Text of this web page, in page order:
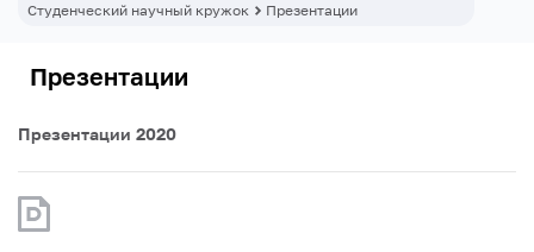
Студенческий научный кружок
Презентации
Презентации
Презентации 2020